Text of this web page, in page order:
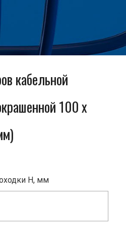
кабельной
100 x
H, мм